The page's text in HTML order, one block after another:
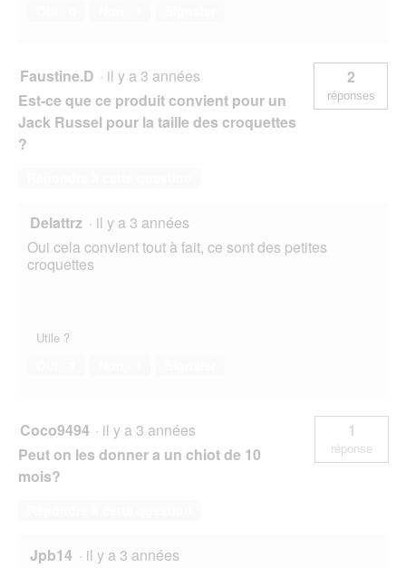
Faustine.D · il y a 3 années
Est-ce que ce produit convient pour un
Jack Russel pour la taille des croquettes
?
2
réponses
Delattrz · il y a 3 années
Oui cela convient tout à fait, ce sont des petites
croquettes
Utile ?
Coco9494 · il y a 3 années
Peut on les donner a un chiot de 10
mois?
1
réponse
Jpb14 · il y a 3 années